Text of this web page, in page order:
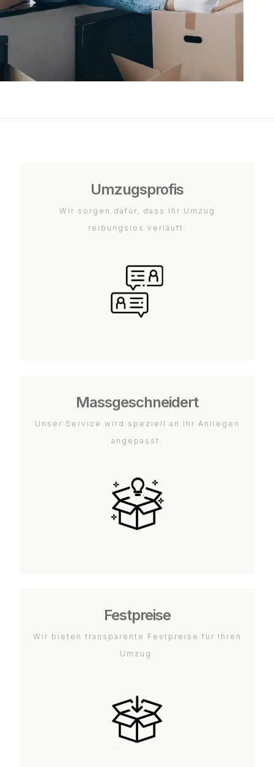
Umzugsprofis
Wir sorgen dafür, dass Ihr Umzug
reibungslos verläuft.
Massgeschneidert
Unser Service wird speziell an Ihr Anliegen
angepasst.
Festpreise
Wir bieten transparente Festpreise für Ihren
Umzug.